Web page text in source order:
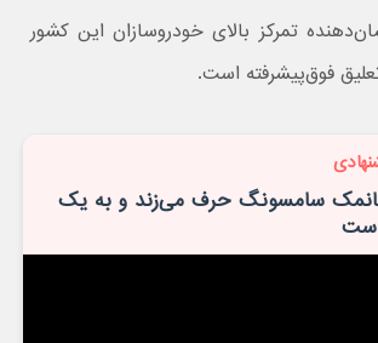
تمرکز بالای خودروسازان این کشور
فوق‌پیشرفته است.
سامسونگ حرف می‌زند و به یک
است